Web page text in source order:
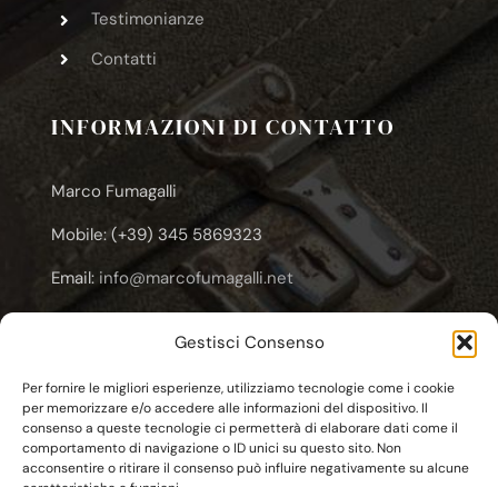
Gestisci Consenso
Per fornire le migliori esperienze, utilizziamo tecnologie come i cookie
per memorizzare e/o accedere alle informazioni del dispositivo. Il
consenso a queste tecnologie ci permetterà di elaborare dati come il
comportamento di navigazione o ID unici su questo sito. Non
acconsentire o ritirare il consenso può influire negativamente su alcune
Testimonianze
Contatti
INFORMAZIONI DI CONTATTO
Marco Fumagalli
Mobile: (+39) 345 5869323
Email: info@marcofumagalli.net